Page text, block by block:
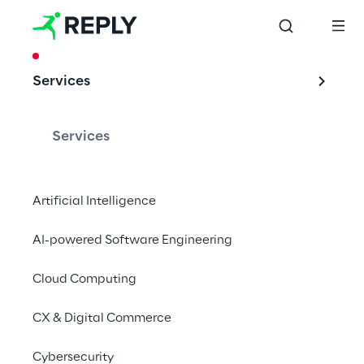
Services
Services
Artificial Intelligence
AI-powered Software Engineering
Cloud Computing
CX & Digital Commerce
Cybersecurity
Digital
Procurement
Gruppo Generali
Reply ha supportato il Gruppo Generali
monitoraggio delle informazioni chiave del
procurement globale.